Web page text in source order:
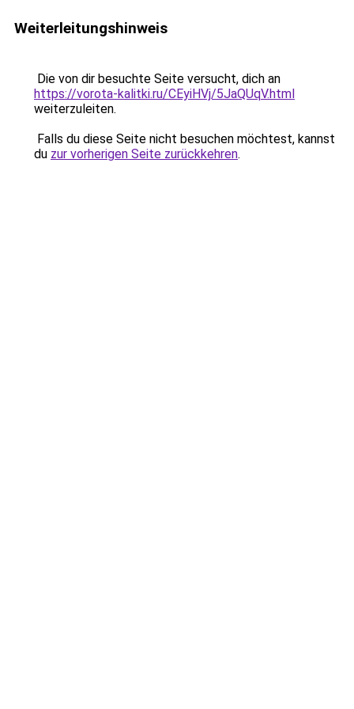
Weiterleitungshinweis
Die von dir besuchte Seite versucht, dich an
https://vorota-kalitki.ru/CEyiHVj/5JaQUqV.html
weiterzuleiten.
Falls du diese Seite nicht besuchen möchtest, kannst
du zur vorherigen Seite zurückkehren.